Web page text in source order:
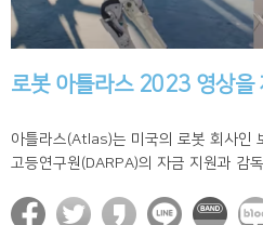
로봇 아틀라스 2023 영상을
아틀라스(Atlas)는 미국의 로봇 회사인
고등연구원(DARPA)의 자금 지원과 감